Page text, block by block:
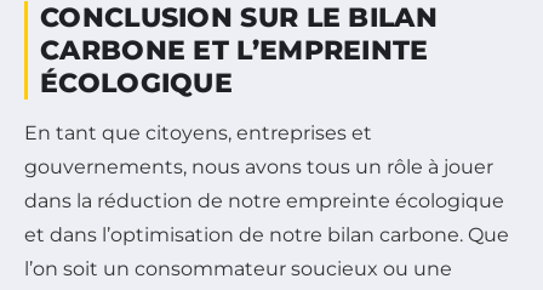
CONCLUSION SUR LE BILAN
CARBONE ET L’EMPREINTE
ÉCOLOGIQUE
En tant que citoyens, entreprises et
gouvernements, nous avons tous un rôle à jouer
dans la réduction de notre empreinte écologique
et dans l’optimisation de notre bilan carbone. Que
l’on soit un consommateur soucieux ou une